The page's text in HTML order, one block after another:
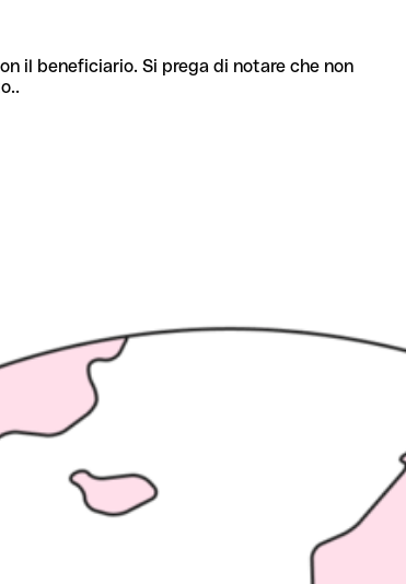
il beneficiario. Si prega di notare che non